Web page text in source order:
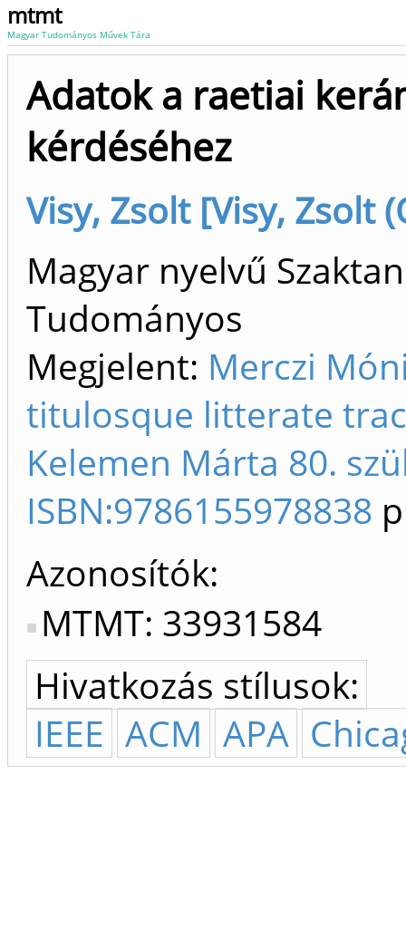
mtmt
Magyar Tudományos Művek Tára
Adatok a raetiai
kérdéséhez
Visy, Zsolt [Visy, Zsolt
Magyar nyelvű
Tudományos
Megjelent: Merczi
titulosque litterate
Kelemen Márta 80.
ISBN:9786155978838
Azonosítók
MTMT: 33931584
Hivatkozás stílusok:
IEEE ACM APA